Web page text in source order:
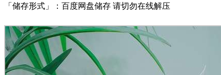
「储存形式」：百度网盘储存 请切勿在线解压